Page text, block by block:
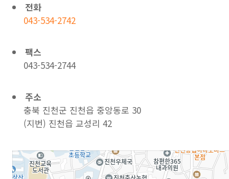
전화
043-534-2742
팩스
043-534-2744
주소
충북 진천군 진천읍 중앙동로 30
(지번) 진천읍 교성리 42